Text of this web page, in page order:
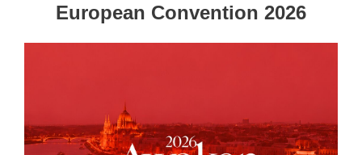
European Convention 2026